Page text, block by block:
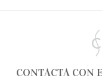
CONTACTA CON